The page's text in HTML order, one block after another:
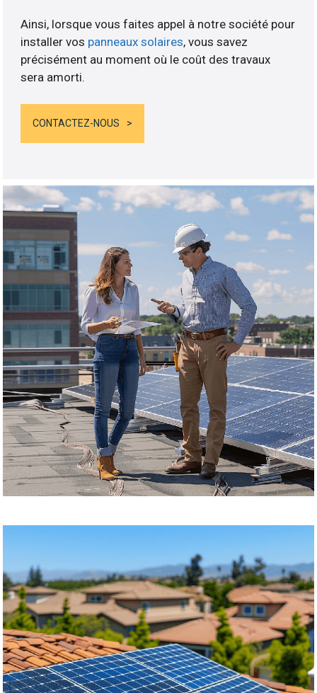
Ainsi, lorsque vous faites appel à notre société pour
installer vos panneaux solaires, vous savez
précisément au moment où le coût des travaux
sera amorti.
CONTACTEZ-NOUS